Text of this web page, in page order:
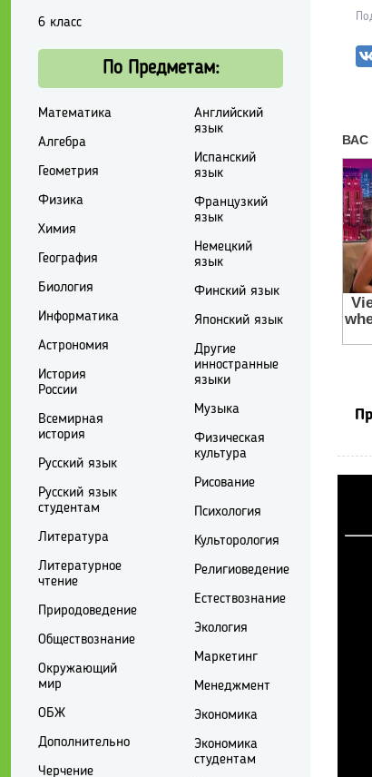
6 класс
По Предметам:
Математика
Алгебра
Геометрия
Физика
Химия
География
Биология
Информатика
Астрономия
История
России
Всемирная
история
Русский язык
Русский язык
студентам
Литература
Литературное
чтение
Природоведение
Обществознание
Окружающий
мир
ОБЖ
Дополнительно
Черчение
Английский
язык
Испанский
язык
Французкий
язык
Немецкий
язык
Финский язык
Японский язык
Другие
инностранные
языки
Музыка
Физическая
культура
Рисование
Психология
Культорология
Религиоведение
Естествознание
Экология
Маркетинг
Менеджмент
Экономика
Экономика
студентам